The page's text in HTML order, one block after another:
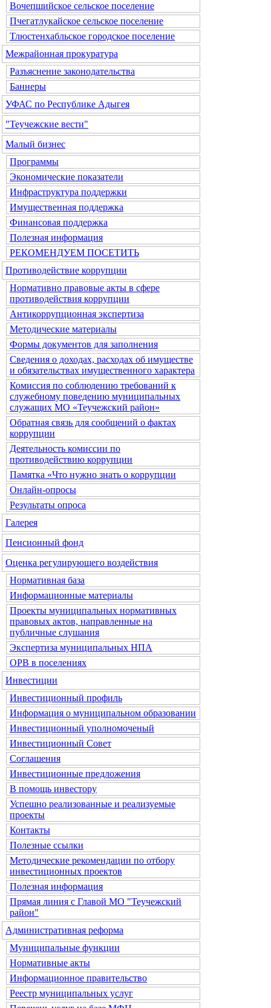
Вочепшийское сельское поселение
Пчегатлукайское сельское поселение
Тлюстенхабльское городское поселение
Межрайонная прокуратура
Разъяснение законодательства
Баннеры
УФАС по Республике Адыгея
"Теучежские вести"
Малый бизнес
Программы
Экономические показатели
Инфраструктура поддержки
Имущественная поддержка
Финансовая поддержка
Полезная информация
РЕКОМЕНДУЕМ ПОСЕТИТЬ
Противодействие коррупции
Нормативно правовые акты в сфере
противодействия коррупции
Антикоррупционная экспертиза
Методические материалы
Формы документов для заполнения
Сведения о доходах, расходах об имуществе
и обязательствах имущественного характера
Комиссия по соблюдению требований к
служебному поведению муниципальных
служащих МО «Теучежский район»
Обратная связь для сообщений о фактах
коррупции
Деятельность комиссии по
противодействию коррупции
Памятка «Что нужно знать о коррупции
Онлайн-опросы
Результаты опроса
Галерея
Пенсионный фонд
Оценка регулирующего воздействия
Нормативная база
Информационные материалы
Проекты муниципальных нормативных
правовых актов, направленные на
публичные слушания
Экспертиза муниципальных НПА
ОРВ в поселениях
Инвестиции
Инвестиционный профиль
Информация о муниципальном образовании
Инвестиционный уполномоченый
Инвестиционный Совет
Соглашения
Инвестиционные предложения
В помощь инвестору
Успешно реализованные и реализуемые
проекты
Контакты
Полезные ссылки
Методические рекомендации по отбору
инвестиционных проектов
Полезная информация
Прямая линия с Главой МО "Теучежский
район"
Административная реформа
Муниципальные функции
Нормативные акты
Информационное правительство
Реестр муниципальных услуг